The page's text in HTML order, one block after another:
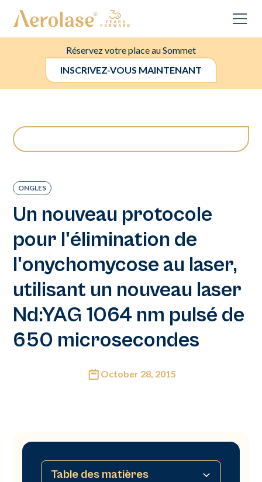
Réservez votre place au Sommet
INSCRIVEZ-VOUS MAINTENANT
ONGLES
Un nouveau protocole
pour l'élimination de
l'onychomycose au laser,
utilisant un nouveau laser
Nd:YAG 1064 nm pulsé de
650 microsecondes
October 28, 2015
Table des matières